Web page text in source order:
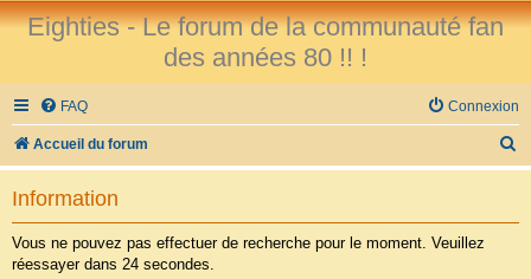
Eighties - Le forum de la communauté fan
des années 80 !! !
FAQ Connexion
Accueil du forum
e
Information
Vous ne pouvez pas effectuer de recherche pour le moment. Veuillez
réessayer dans 24 secondes.